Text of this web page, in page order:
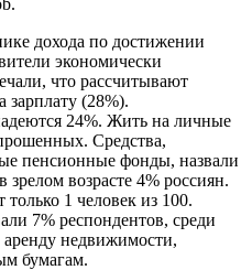
дохода по достижении
экономически
что рассчитывают
зарплату (28%).
24%. Жить на личные
Средства,
пенсионные фонды, назвали
возрасте 4% россиян.
1 человек из 100.
7% респондентов, среди
недвижимости,
бумагам.